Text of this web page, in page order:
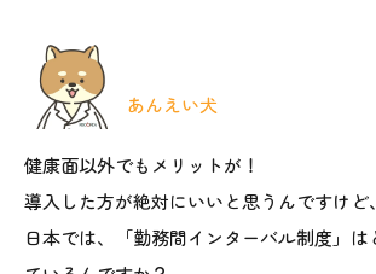
あんえい犬
健康面以外でもメリットが！
導入した方が絶対にいいと思うんですけど、
日本では、「勤務間インターバル制度」